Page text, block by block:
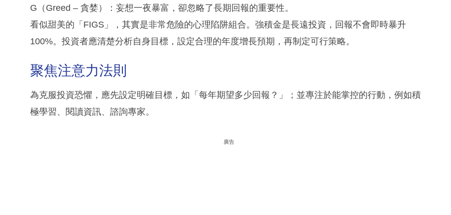
G（Greed – 貪婪）：妄想一夜暴富，卻忽略了長期回報的重要性。
看似甜美的「FIGS」，其實是非常危險的心理陷阱組合。強積金是長遠投資，回報不會即時暴升
100%。投資者應清楚分析自身目標，設定合理的年度增長預期，再制定可行策略。
聚焦注意力法則
為克服投資恐懼，應先設定明確目標，如「每年期望多少回報？」；並專注於能掌控的行動，例如積
極學習、閱讀資訊、諮詢專家。
廣告